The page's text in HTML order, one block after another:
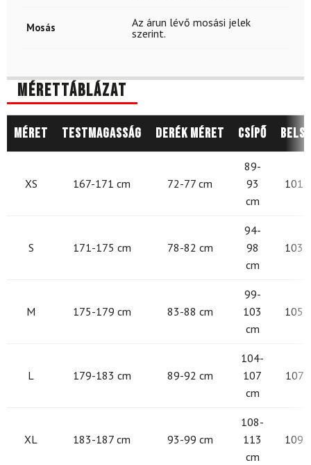
Mosás
Az árun lévő mosási jelek
szerint.
Mérettáblázat
Méret Testmagasság Derék méret Csípő
XS 167-171 cm 72-77 cm
89-
93
cm
101
S 171-175 cm 78-82 cm
94-
98
cm
103
M 175-179 cm 83-88 cm
99-
103
cm
105
L 179-183 cm 89-92 cm
104-
107
cm
107
XL 183-187 cm 93-99 cm
108-
113
cm
109